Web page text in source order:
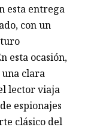
esta entrega
con un
esta ocasión,
clara
lector viaja
espionajes
clásico del